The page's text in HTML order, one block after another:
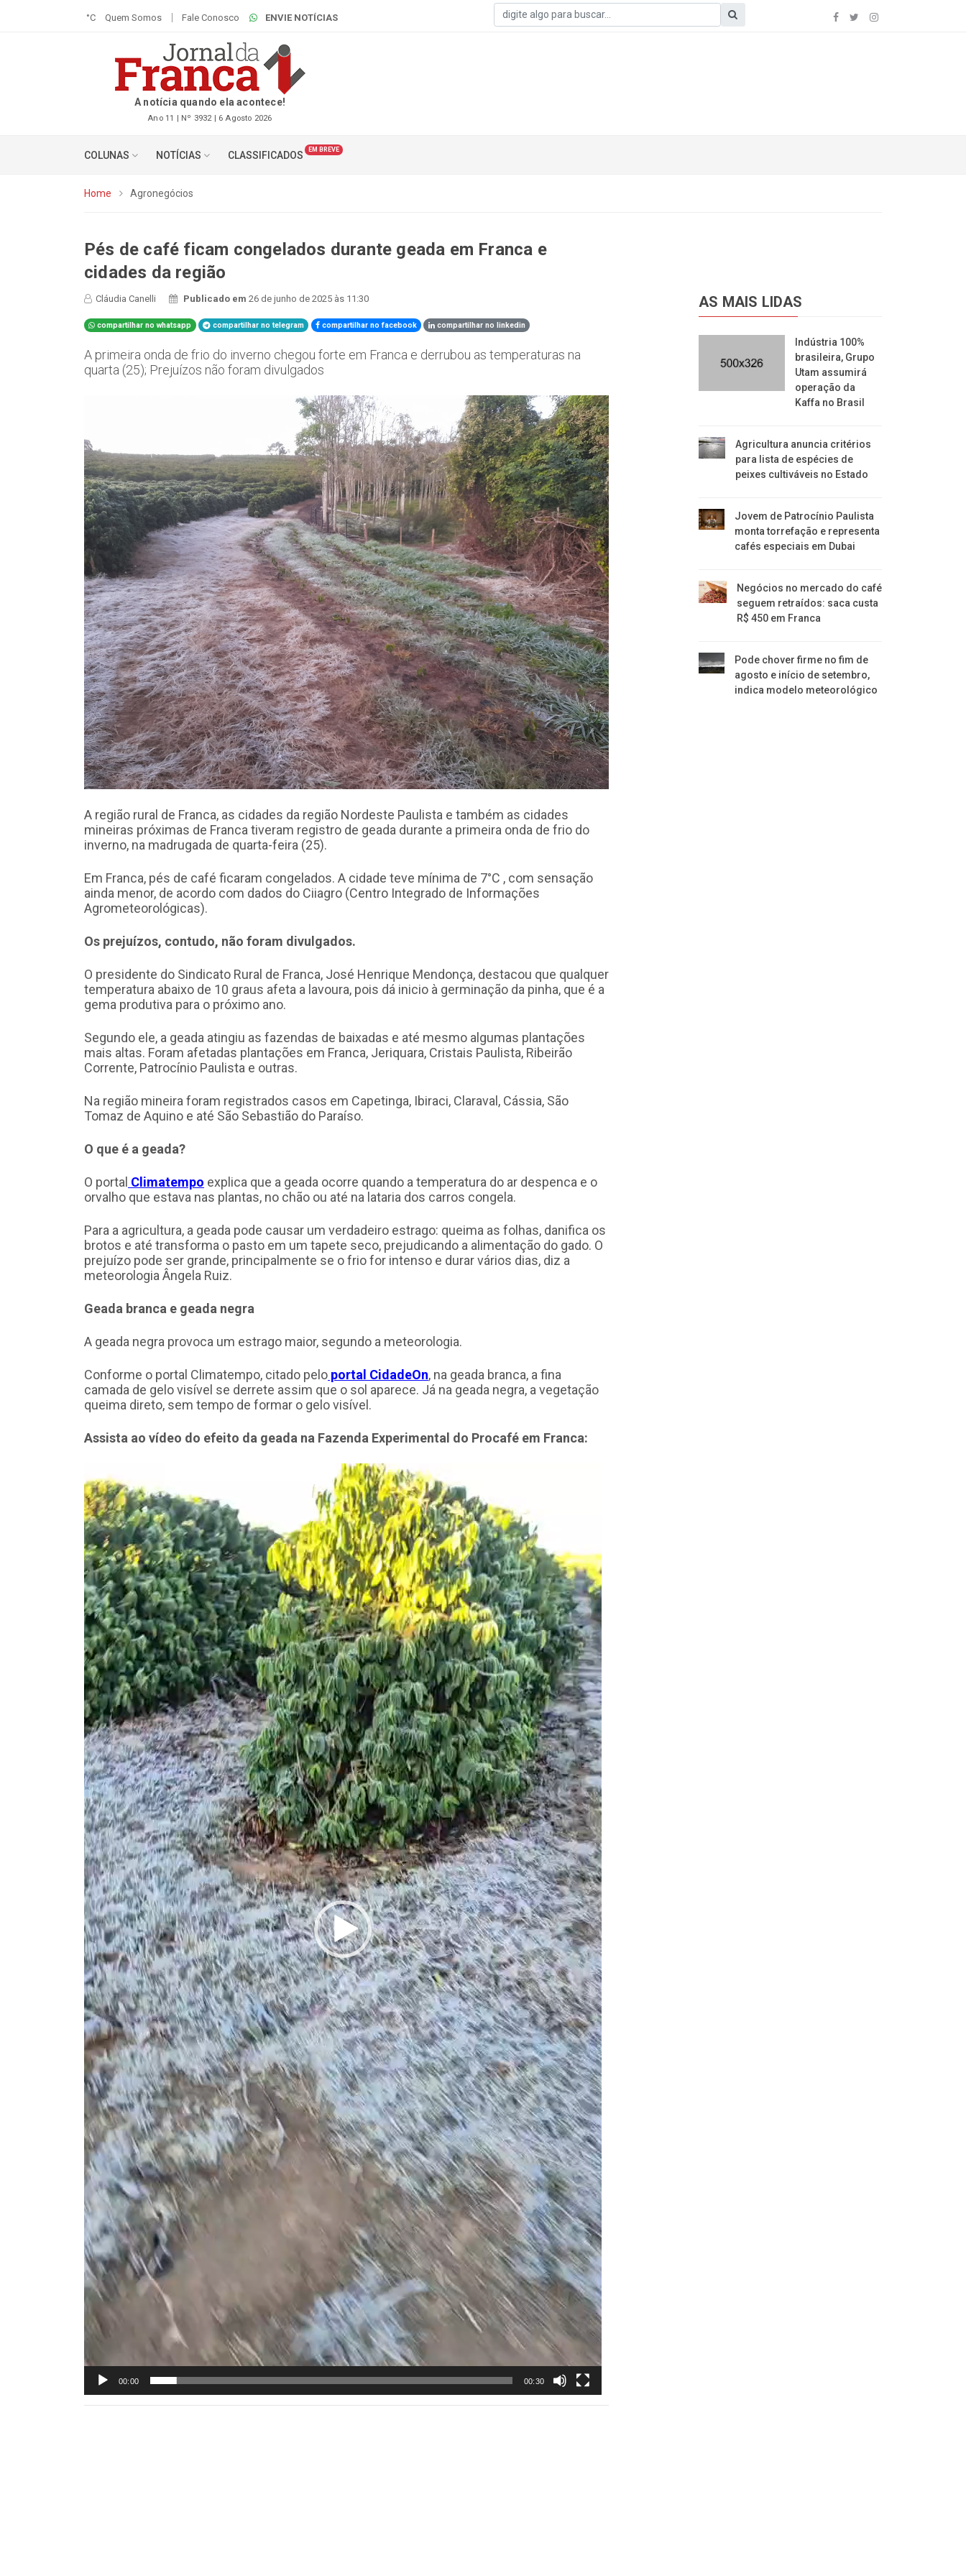
°C Quem Somos Fale Conosco ENVIE NOTÍCIAS
A notícia quando ela acontece!
Ano 11 | Nº 3932 | 6 Agosto 2026
COLUNAS NOTÍCIAS CLASSIFICADOS EM BREVE
Home Agronegócios
Pés de café ficam congelados durante geada em Franca e
cidades da região
Cláudia Canelli Publicado em26 de junho de 2025 às 11:30
compartilhar no whatsapp compartilhar no telegram compartilhar no facebook compartilhar no linkedin
A primeira onda de frio do inverno chegou forte em Franca e derrubou as temperaturas na
quarta (25); Prejuízos não foram divulgados
A região rural de Franca, as cidades da região Nordeste Paulista e também as cidades
mineiras próximas de Franca tiveram registro de geada durante a primeira onda de frio do
inverno, na madrugada de quarta-feira (25).
Em Franca, pés de café ficaram congelados. A cidade teve mínima de 7°C , com sensação
ainda menor, de acordo com dados do Ciiagro (Centro Integrado de Informações
Agrometeorológicas).
Os prejuízos, contudo, não foram divulgados.
O presidente do Sindicato Rural de Franca, José Henrique Mendonça, destacou que qualquer
temperatura abaixo de 10 graus afeta a lavoura, pois dá inicio à germinação da pinha, que é a
gema produtiva para o próximo ano.
Segundo ele, a geada atingiu as fazendas de baixadas e até mesmo algumas plantações
mais altas. Foram afetadas plantações em Franca, Jeriquara, Cristais Paulista, Ribeirão
Corrente, Patrocínio Paulista e outras.
Na região mineira foram registrados casos em Capetinga, Ibiraci, Claraval, Cássia, São
Tomaz de Aquino e até São Sebastião do Paraíso.
O que é a geada?
O portal Climatempo explica que a geada ocorre quando a temperatura do ar despenca e o
orvalho que estava nas plantas, no chão ou até na lataria dos carros congela.
Para a agricultura, a geada pode causar um verdadeiro estrago: queima as folhas, danifica os
brotos e até transforma o pasto em um tapete seco, prejudicando a alimentação do gado. O
prejuízo pode ser grande, principalmente se o frio for intenso e durar vários dias, diz a
meteorologia Ângela Ruiz.
Geada branca e geada negra
A geada negra provoca um estrago maior, segundo a meteorologia.
Conforme o portal Climatempo, citado pelo portal CidadeOn, na geada branca, a fina
camada de gelo visível se derrete assim que o sol aparece. Já na geada negra, a vegetação
queima direto, sem tempo de formar o gelo visível.
Assista ao vídeo do efeito da geada na Fazenda Experimental do Procafé em Franca:
de
vídeo
00:00 00:30
AS MAIS LIDAS
Indústria 100%
brasileira, Grupo
Utam assumirá
operação da
Kaffa no Brasil
Agricultura anuncia critérios
para lista de espécies de
peixes cultiváveis no Estado
Jovem de Patrocínio Paulista
monta torrefação e representa
cafés especiais em Dubai
Negócios no mercado do café
seguem retraídos: saca custa
R$ 450 em Franca
Pode chover firme no fim de
agosto e início de setembro,
indica modelo meteorológico